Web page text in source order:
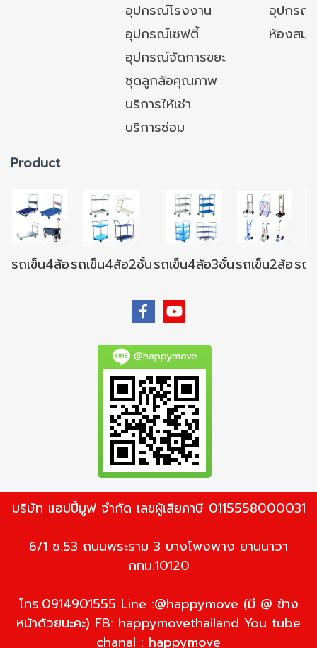
อุปกรณ์โรงงาน
อุปกรณ์
อุปกรณ์เซฟตี้
ห้องสมุ
อุปกรณ์จัดการขยะ
ชุดลูกล้อคุณภาพ
บริการให้เช่า
บริการซ่อม
Product
รถเข็น4ล้อรถเข็น4ล้อ2ชั้นรถเข็น4ล้อ3ชั้นรถเข็น2ล้อรถ
@happymove
บริษัท แฮปปี้มูฟ จำกัด เลขผู้เสียภาษี 0115558000031
6/1 ซ.53 ถนนพระราม 3 บางโพงพาง ยานนาวา
กทม.10120
โทร.0914901555 Line :@happymove (มี @ ข้าง
หน้าด้วยนะคะ) FB: happymovethailand You tube
chanal : happymove